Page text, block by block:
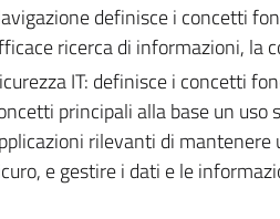
definisce i concetti
ricerca di informazioni, la
IT: definisce i concetti
principali alla base un uso
rilevanti di
e gestire i dati e le